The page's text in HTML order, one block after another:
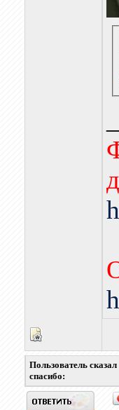
Пользователь сказал
cпасибо: